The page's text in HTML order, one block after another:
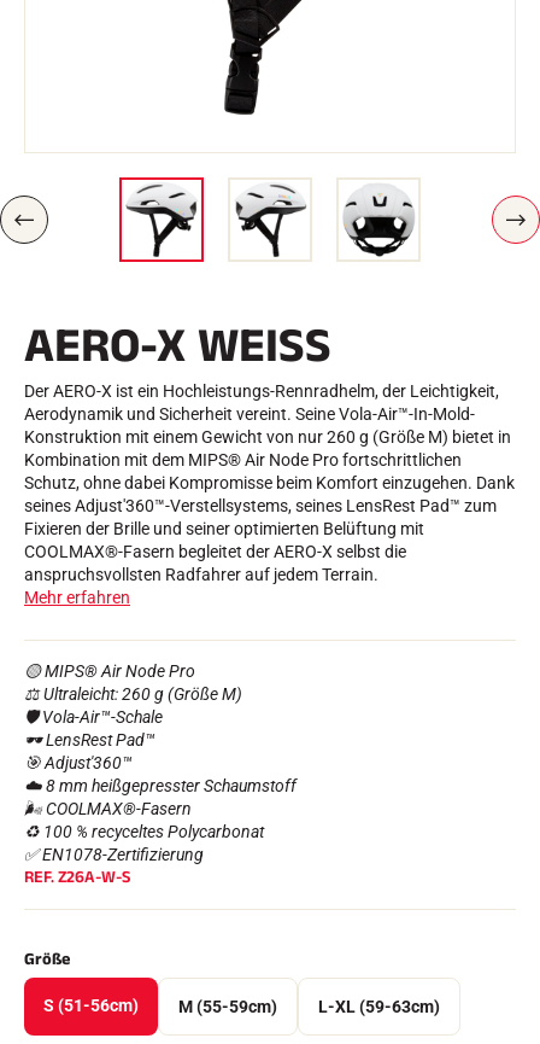
Etuis und Aktenkoffer
Nordische Struktur
Werkstatt, Pisten, Zubehör
AUSSTATTUNGEN
Sonnenbrille
stöcke
Schutzmaßnahmen
Roller Ski
TEXTILIEN
Textilien Ski Alpin
Textilien Nordischer Ski
Textilien Fahrrad
Underwear
Textilpflege
Lifestyle
Taschen
ZEITMESSUNG
Komplette Sets
Chronometer und Übertragung
Photofinish
Displays und Uhr
SOFTWARE
VOLA Board & Schutzschlüssel
Equestre Suite
Msports Suite
Scoreboard-Pro
RENNRAD
MOUNTAINBIKE
V
O
I
G
E
W
E
AERO-X WEISS
Der AERO-X ist ein Hochleistungs-Rennradhelm, der Leichtigkeit,
Aerodynamik und Sicherheit vereint. Seine Vola-Air™-In-Mold-
Konstruktion mit einem Gewicht von nur 260 g (Größe M) bietet in
Kombination mit dem MIPS® Air Node Pro fortschrittlichen
Schutz, ohne dabei Kompromisse beim Komfort einzugehen. Dank
seines Adjust'360™-Verstellsystems, seines LensRest Pad™ zum
Fixieren der Brille und seiner optimierten Belüftung mit
COOLMAX®-Fasern begleitet der AERO-X selbst die
anspruchsvollsten Radfahrer auf jedem Terrain.
Mehr erfahren
🟡 MIPS® Air Node Pro
⚖️ Ultraleicht: 260 g (Größe M)
🛡️ Vola-Air™-Schale
🕶️ LensRest Pad™
🎯 Adjust'360™
☁️ 8 mm heißgepresster Schaumstoff
🌬️ COOLMAX®-Fasern
♻️ 100 % recyceltes Polycarbonat
✅ EN1078-Zertifizierung
REF.Z26A-W-S
Größe
S (51-56cm) M (55-59cm) L-XL (59-63cm)